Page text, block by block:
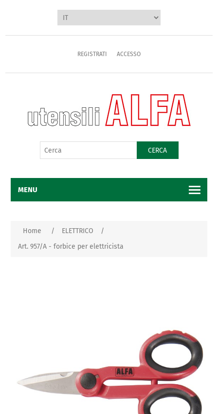
REGISTRATI ACCESSO
CERCA
MENU
Home / ELETTRICO
/
Art. 957/A - forbice per elettricista